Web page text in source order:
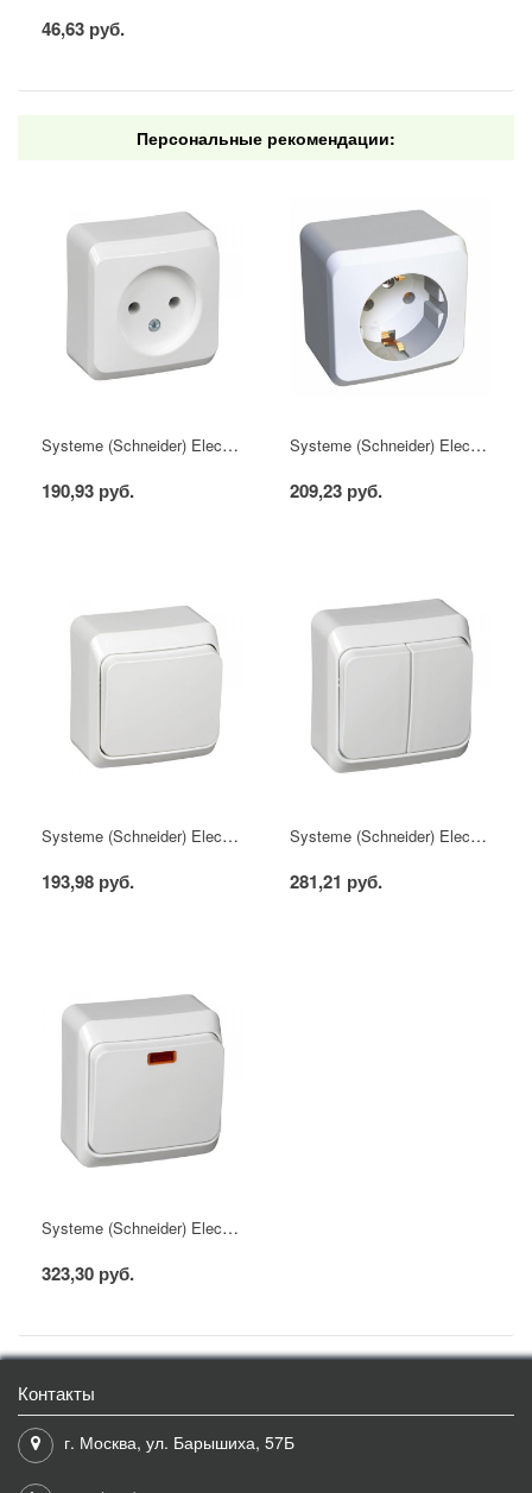
46,63 руб.
Персональные рекомендации:
Systeme (Schneider) Electric Этюд розетка б/з белая
190,93 руб.
Systeme (Schneider) Electric Этюд розетка с/з белая
209,23 руб.
Systeme (Schneider) Electric Этюд выключатель 1 кл. белый
193,98 руб.
Systeme (Schneider) Electric Этюд выключатель 2 кл. белый
281,21 руб.
Systeme (Schneider) Electric Этюд выключатель 1 кл. с подсв. белый
323,30 руб.
Контакты
г. Москва, ул. Барышиха, 57Б